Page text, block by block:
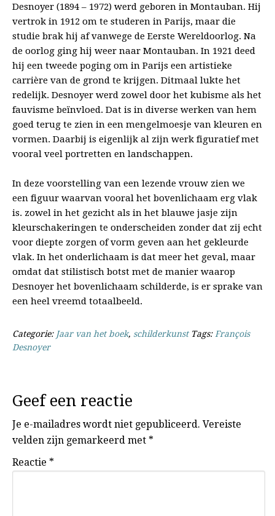
Desnoyer (1894 – 1972) werd geboren in Montauban. Hij
vertrok in 1912 om te studeren in Parijs, maar die
studie brak hij af vanwege de Eerste Wereldoorlog. Na
de oorlog ging hij weer naar Montauban. In 1921 deed
hij een tweede poging om in Parijs een artistieke
carrière van de grond te krijgen. Ditmaal lukte het
redelijk. Desnoyer werd zowel door het kubisme als het
fauvisme beïnvloed. Dat is in diverse werken van hem
goed terug te zien in een mengelmoesje van kleuren en
vormen. Daarbij is eigenlijk al zijn werk figuratief met
vooral veel portretten en landschappen.
In deze voorstelling van een lezende vrouw zien we
een figuur waarvan vooral het bovenlichaam erg vlak
is. zowel in het gezicht als in het blauwe jasje zijn
kleurschakeringen te onderscheiden zonder dat zij echt
voor diepte zorgen of vorm geven aan het gekleurde
vlak. In het onderlichaam is dat meer het geval, maar
omdat dat stilistisch botst met de manier waarop
Desnoyer het bovenlichaam schilderde, is er sprake van
een heel vreemd totaalbeeld.
Categorie: Jaar van het boek, schilderkunst Tags: François
Desnoyer
Geef een reactie
Je e-mailadres wordt niet gepubliceerd. Vereiste
velden zijn gemarkeerd met *
Reactie *